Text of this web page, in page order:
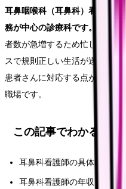
耳鼻咽喉科（耳鼻科）看護師は
務が中心の診療科です。
花粉
者数が急増するため忙しさに波
スで規則正しい生活が送れま
患者さんに対応する点が特徴で
職場です。
この記事でわかること
耳鼻科看護師の具体的な仕
耳鼻科看護師の年収・給料の